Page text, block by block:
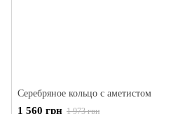
Серебряное кольцо с аметистом
1 560 грн 1 973 грн